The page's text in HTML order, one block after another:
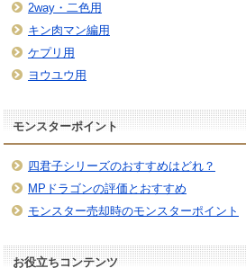
2way・二色用
キン肉マン編用
ケプリ用
ヨウユウ用
モンスターポイント
四君子シリーズのおすすめはどれ？
MPドラゴンの評価とおすすめ
モンスター売却時のモンスターポイント
お役立ちコンテンツ